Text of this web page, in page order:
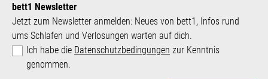
bett1 Newsletter
Jetzt zum Newsletter anmelden: Neues von bett1, Infos rund
ums Schlafen und Verlosungen warten auf dich.
Ich habe die Datenschutzbedingungen zur Kenntnis
genommen.